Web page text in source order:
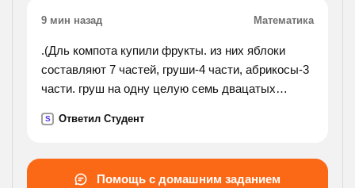
9 мин назад Математика
.(Дль компота купили фрукты. из них яблоки
составляют 7 частей, груши-4 части, абрикосы-3
части. груш на одну целую семь двацатых
килограмм фруктов купили для компота?).
S Ответил Студент
Помощь с домашним заданием